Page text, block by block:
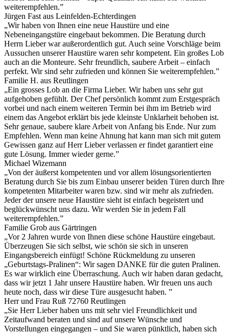
weiterempfehlen.”
Jürgen Fast aus Leinfelden-Echterdingen
„Wir haben von Ihnen eine neue Haustüre und eine
Nebeneingangstüre eingebaut bekommen. Die Beratung durch
Herrn Lieber war außerordentlich gut. Auch seine Vorschläge beim
Aussuchen unserer Haustüre waren sehr kompetent. Ein großes Lob
auch an die Monteure. Sehr freundlich, saubere Arbeit – einfach
perfekt. Wir sind sehr zufrieden und können Sie weiterempfehlen.”
Familie H. aus Reutlingen
„Ein grosses Lob an die Firma Lieber. Wir haben uns sehr gut
aufgehoben gefühlt. Der Chef persönlich kommt zum Erstgespräch
vorbei und nach einem weiteren Termin bei ihm im Betrieb wird
einem das Angebot erklärt bis jede kleinste Unklarheit behoben ist.
Sehr genaue, saubere klare Arbeit von Anfang bis Ende. Nur zum
Empfehlen. Wenn man keine Ahnung hat kann man sich mit gutem
Gewissen ganz auf Herr Lieber verlassen er findet garantiert eine
gute Lösung. Immer wieder gerne.”
Michael Wizemann
„Von der äußerst kompetenten und vor allem lösungsorientierten
Beratung durch Sie bis zum Einbau unserer beiden Türen durch Ihre
kompetenten Mitarbeiter waren bzw. sind wir mehr als zufrieden.
Jeder der unsere neue Haustüre sieht ist einfach begeistert und
beglückwünscht uns dazu. Wir werden Sie in jedem Fall
weiterempfehlen.”
Familie Grob aus Gärtringen
„Vor 2 Jahren wurde von Ihnen diese schöne Haustüre eingebaut.
Überzeugen Sie sich selbst, wie schön sie sich in unseren
Eingangsbereich einfügt! Schöne Rückmeldung zu unseren
„Geburtstags-Pralinen“: Wir sagen DANKE für die guten Pralinen.
Es war wirklich eine Überraschung. Auch wir haben daran gedacht,
dass wir jetzt 1 Jahr unsere Haustüre haben. Wir freuen uns auch
heute noch, dass wir diese Türe ausgesucht haben. ”
Herr und Frau Ruß 72760 Reutlingen
„Sie Herr Lieber haben uns mit sehr viel Freundlichkeit und
Zeitaufwand beraten und sind auf unsere Wünsche und
Vorstellungen eingegangen – und Sie waren pünktlich, haben sich